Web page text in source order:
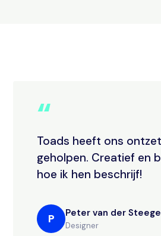
“
Toads heeft ons
geholpen. Creatief en
hoe ik hen beschrijf!
P Peter van der Steege
Designer